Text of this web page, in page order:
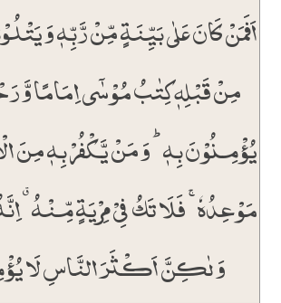
اَفَمَنۡ کَانَ عَلٰی بَیِّنَۃٍ مِّنۡ رَّبِّہٖ وَ
مِنۡ قَبۡلِہٖ کِتٰبُ مُوۡسٰۤی اِمَامًا وَّ
یُؤۡمِنُوۡنَ بِہٖ ؕ وَ مَنۡ یَّکۡفُرۡ بِہٖ مِنَ
مَوۡعِدُہٗ ۚ فَلَا تَکُ فِیۡ مِرۡیَۃٍ مِّنۡہُ ٭
وَ لٰکِنَّ اَکۡثَرَ النَّاسِ لَا